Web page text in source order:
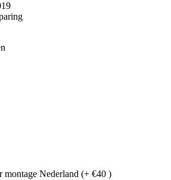
montage Nederland (+ €40 )